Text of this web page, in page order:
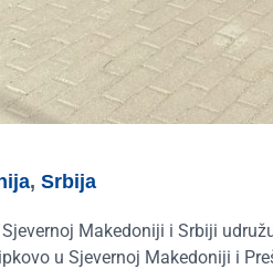
, Srbija
Makedoniji i Srbiji
u Sjevernoj Makedoniji i